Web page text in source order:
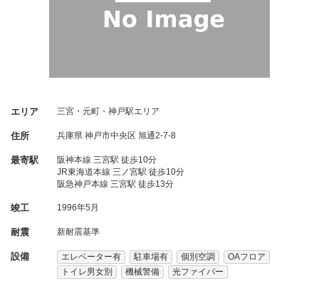
エリア 三宮・元町・神戸駅エリア
住所 兵庫県 神戸市中央区 旭通2-7-8
最寄駅
阪神本線 三宮駅 徒歩10分
JR東海道本線 三ノ宮駅 徒歩10分
阪急神戸本線 三宮駅 徒歩13分
竣工 1996年5月
耐震 新耐震基準
設備 エレベーター有 駐車場有 個別空調
OAフロア
トイレ男女別
機械警備 光ファイバー